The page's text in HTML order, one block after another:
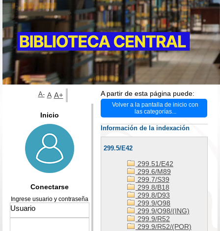
A partir de esta página puede:
Volver a la pantalla de inicio con
las categorías...
Información de la indexación
299.5/E42
299.51/E42
299.6/M89
299.7/S39
299.8/B18
299.8/D93
299.9/O98
299.9/O98/(ING)
299.9/R52
299.9/R52/(POR)
A- A A+
Inicio
Conectarse
Ingrese usuario y contraseña